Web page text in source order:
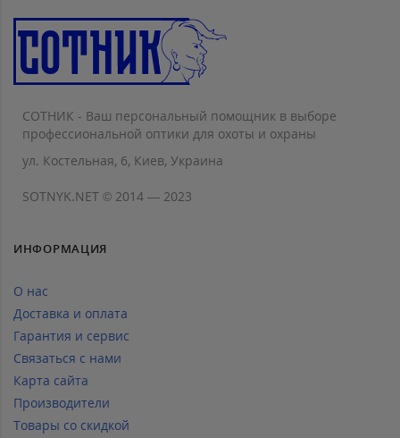
СОТНИК - Ваш персональный помощник в выборе
профессиональной оптики для охоты и охраны
ул. Костельная, 6, Киев, Украина
SOTNYK.NET © 2014 — 2023
ИНФОРМАЦИЯ
О нас
Доставка и оплата
Гарантия и сервис
Связаться с нами
Карта сайта
Производители
Товары со скидкой